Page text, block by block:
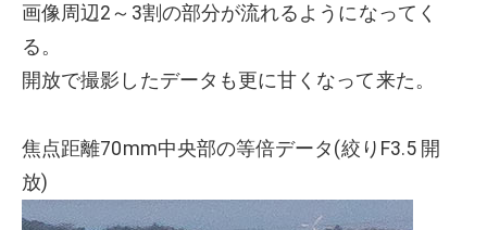
画像周辺2～3割の部分が流れるようになってく
る。
開放で撮影したデータも更に甘くなって来た。
焦点距離70mm中央部の等倍データ(絞りF3.5 開
放)